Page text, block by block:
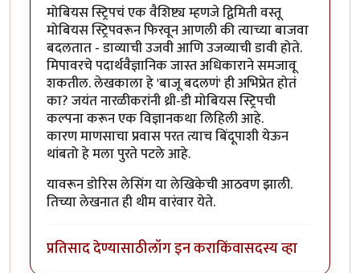
मोबियस स्ट्रिपचं एक वैशिष्ट्य म्हणजे द्विमिती वस्तू
मोबियस स्ट्रिपवरून फिरवून आणली की त्याच्या बाजवा
बदलतात - डाव्याची उजवी आणि उजव्याची डावी होते.
मिपावरचे पदार्थवैज्ञानिक जास्त अधिकाराने समजावू
शकतील. लेखकाला हे 'बाजू बदलणं' ही अभिप्रेत होतं
का? जयंत नारळीकरांनी थ्री-डी मोबियस स्ट्रिपची
कल्पना करून एक विज्ञानकथा लिहिली आहे.
कारण माणसाचा प्रवास परत त्याच बिंदूपाशी येऊन
थांबतो हे मला पुरते पटले आहे.
यावरून डोरिस लेसिंग या लेखिकेची आठवण झाली.
तिच्या लेखनात ही थीम वारंवार येते.
प्रतिसाद देण्यासाठीलॉग इन कराकिंवासदस्य व्हा